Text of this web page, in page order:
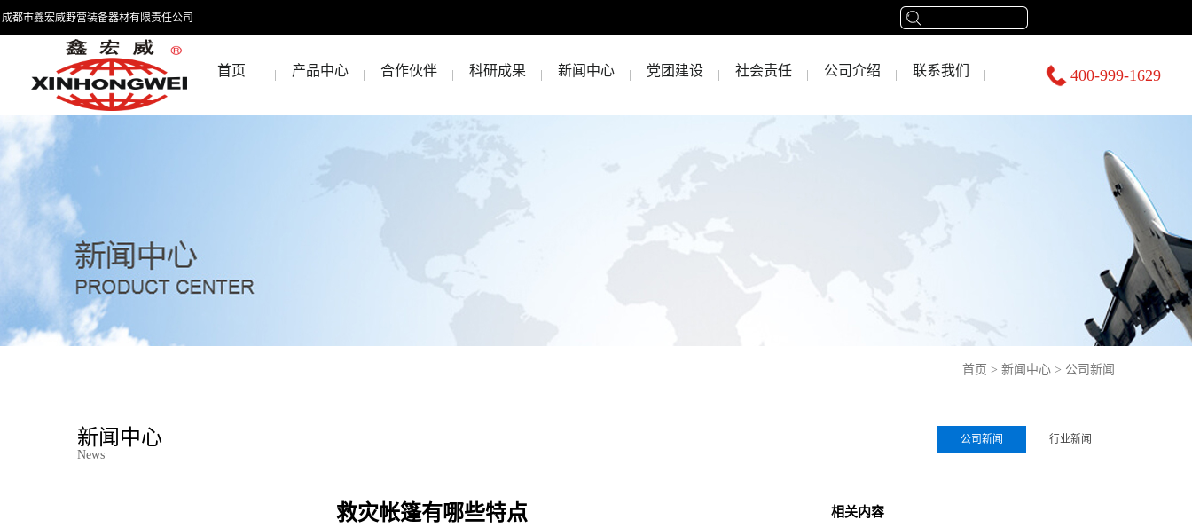
成都市鑫宏威野营装备器材有限责任公司
首页 产品中心 合作伙伴 科研成果 新闻中心 党团建设 社会责任 公司介绍 联系我们 400-999-1629
首页 > 新闻中心 > 公司新闻
新闻中心
News
公司新闻 行业新闻
救灾帐篷有哪些特点 相关内容